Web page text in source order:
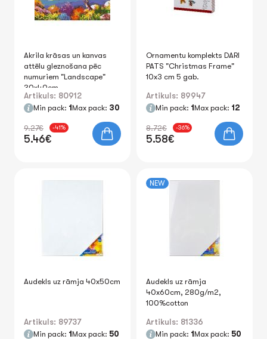
Akrila krāsas un kanvas
attēlu gleznošana pēc
numuriem "Landscape"
30x40cm
Artikuls: 80912
Min pack: 1Max pack: 30
9.27€ -41%
5.46€
Ornamentu komplekts DARI
PATS "Christmas Frame"
10x3 cm 5 gab.
Artikuls: 89947
Min pack: 1Max pack: 12
8.72€ -36%
5.58€
Audekls uz rāmja 40x50cm
Artikuls: 89737
Min pack: 1Max pack: 50
NEW
Audekls uz rāmja
40x60cm, 280g/m2,
100%cotton
Artikuls: 81336
Min pack: 1Max pack: 50